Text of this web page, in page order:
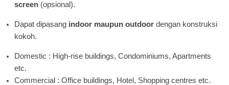
screen (opsional).
Dapat dipasang indoor maupun outdoor dengan konstruksi
kokoh.
Domestic : High-rise buildings, Condominiums, Apartments
etc.
Commercial : Office buildings, Hotel, Shopping centres etc.